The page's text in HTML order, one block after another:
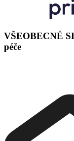
VŠEOBECNÉ
péče